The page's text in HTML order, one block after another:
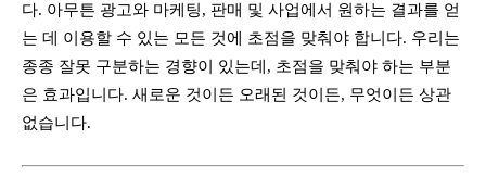
다. 아무튼 광고와 마케팅, 판매 및 사업에서 원하는 결과를 얻
는 데 이용할 수 있는 모든 것에 초점을 맞춰야 합니다. 우리는
종종 잘못 구분하는 경향이 있는데, 초점을 맞춰야 하는 부분
은 효과입니다. 새로운 것이든 오래된 것이든, 무엇이든 상관
없습니다.